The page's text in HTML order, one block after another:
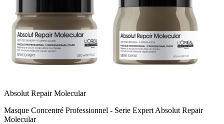
Absolut Repair Molecular
Masque Concentré Professionnel - Serie Expert Absolut Repair
Molecular